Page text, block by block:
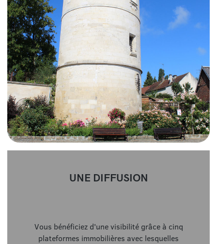
UNE DIFFUSION
Vous bénéficiez d'une visibilité grâce à cinq
plateformes immobilières avec lesquelles